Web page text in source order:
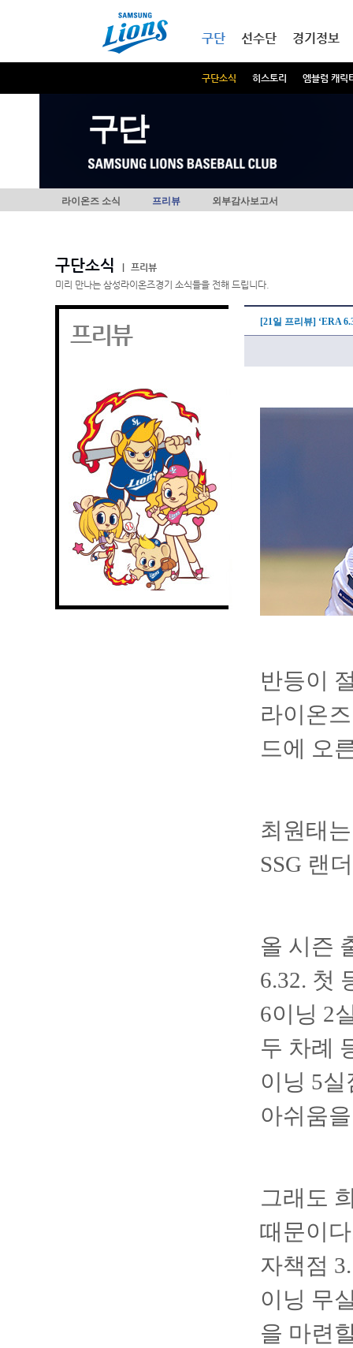
구단
구단소식 히스토리 엠블럼 캐릭
선수단 경기정보
구단
라이온즈 소식 프리뷰 외부감사보고서
구단소식
프리뷰
미리 만나는 삼성라이온즈경기 소식들을 전해 드립니다.
프리뷰 [21일 프리뷰] ‘ERA
반등이
라이온
드에 오
최원태
SSG 랜
올 시즌
6.32. 첫
6이닝 2
두 차례
이닝 5
아쉬움
그래도
때문이
자책점
이닝 무
을 마련